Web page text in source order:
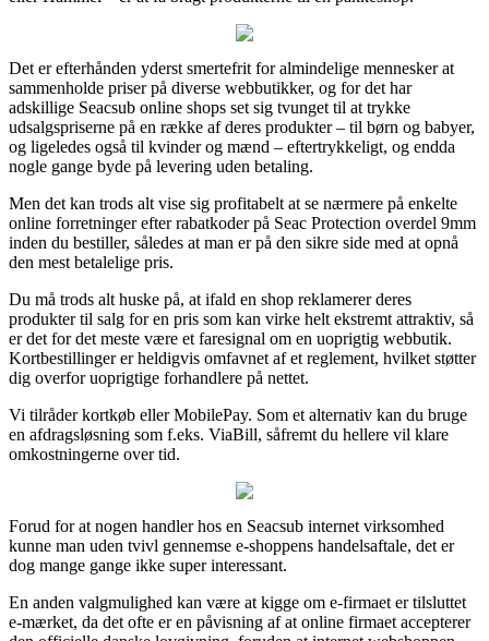
Det er efterhånden yderst smertefrit for almindelige mennesker at
sammenholde priser på diverse webbutikker, og for det har
adskillige Seacsub online shops set sig tvunget til at trykke
udsalgspriserne på en række af deres produkter – til børn og babyer,
og ligeledes også til kvinder og mænd – eftertrykkeligt, og endda
nogle gange byde på levering uden betaling.
Men det kan trods alt vise sig profitabelt at se nærmere på enkelte
online forretninger efter rabatkoder på Seac Protection overdel 9mm
inden du bestiller, således at man er på den sikre side med at opnå
den mest betalelige pris.
Du må trods alt huske på, at ifald en shop reklamerer deres
produkter til salg for en pris som kan virke helt ekstremt attraktiv, så
er det for det meste være et faresignal om en uoprigtig webbutik.
Kortbestillinger er heldigvis omfavnet af et reglement, hvilket støtter
dig overfor uoprigtige forhandlere på nettet.
Vi tilråder kortkøb eller MobilePay. Som et alternativ kan du bruge
en afdragsløsning som f.eks. ViaBill, såfremt du hellere vil klare
omkostningerne over tid.
Forud for at nogen handler hos en Seacsub internet virksomhed
kunne man uden tvivl gennemse e-shoppens handelsaftale, det er
dog mange gange ikke super interessant.
En anden valgmulighed kan være at kigge om e-firmaet er tilsluttet
e-mærket, da det ofte er en påvisning af at online firmaet accepterer